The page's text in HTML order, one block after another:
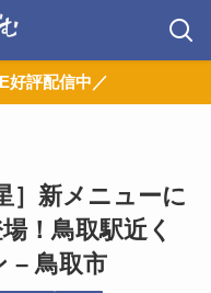
好評配信中／
］新メニューに
！鳥取駅近く
– 鳥取市